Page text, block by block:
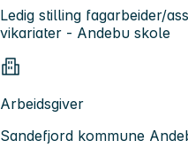
Ledig stilling fagarbeider/
vikariater - Andebu skole
Arbeidsgiver
Sandefjord kommune